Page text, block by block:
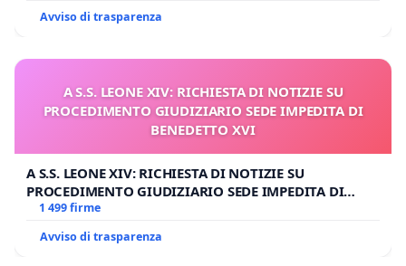
Avviso di trasparenza
A S.S. LEONE XIV: RICHIESTA DI NOTIZIE SU
PROCEDIMENTO GIUDIZIARIO SEDE IMPEDITA DI
BENEDETTO XVI
A S.S. LEONE XIV: RICHIESTA DI NOTIZIE SU
PROCEDIMENTO GIUDIZIARIO SEDE IMPEDITA DI
BENEDETTO XVI
1 499 firme
Avviso di trasparenza